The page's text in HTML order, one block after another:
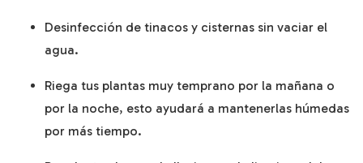
Desinfección de tinacos y cisternas sin vaciar el
agua.
Riega tus plantas muy temprano por la mañana o
por la noche, esto ayudará a mantenerlas húmedas
por más tiempo.